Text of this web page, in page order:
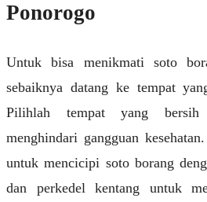
Ponorogo
Untuk bisa menikmati soto
sebaiknya datang ke tempat
Pilihlah tempat yang
menghindari gangguan
untuk mencicipi soto borang
dan perkedel kentang untuk